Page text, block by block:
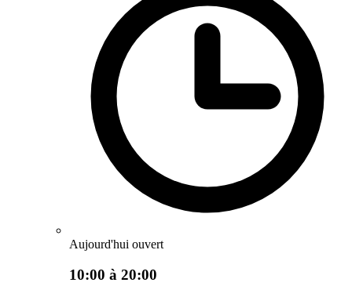
Aujourd'hui ouvert
10:00 à 20:00